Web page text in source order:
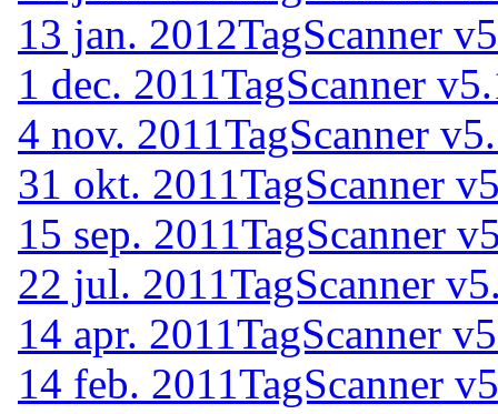
13 jan. 2012TagScanner
1 dec. 2011TagScanner
4 nov. 2011TagScanner
31 okt. 2011TagScanner
15 sep. 2011TagScanner
22 jul. 2011TagScanner
14 apr. 2011TagScanner
14 feb. 2011TagScanner